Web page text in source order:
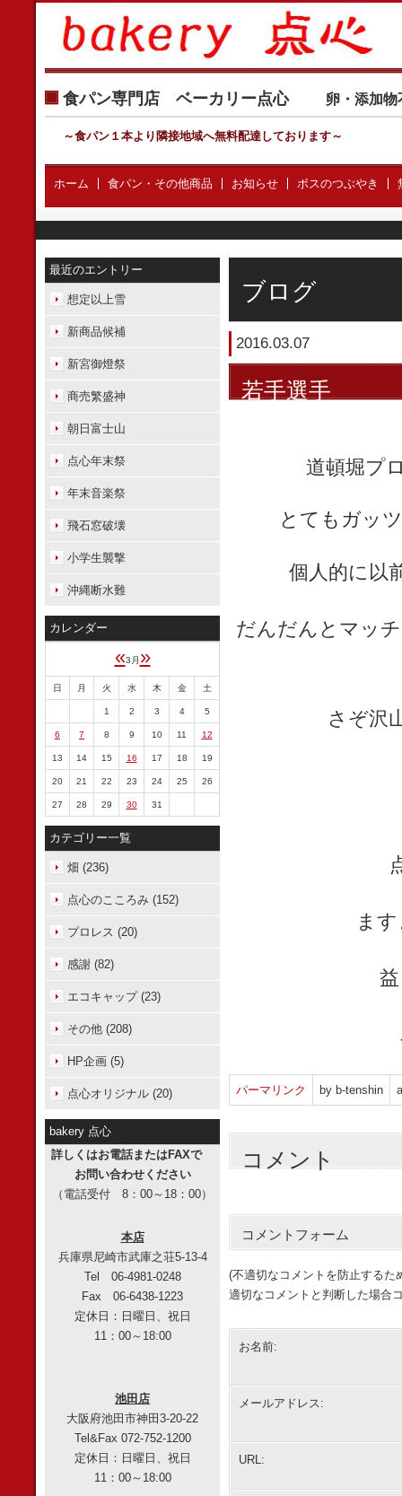
食パン専門店 ベーカリー点心 卵・添加
～食パン１本より隣接地域へ無料配達しております～
ホーム 食パン・その他商品 お知らせ ボスのつぶやき
ブログ
2016.03.07
若手選手
道頓堀プ
とてもガッ
個人的に以
だんだんとマッ
さぞ沢
ま
パーマリンク by b-tenshin
コメント
コメントフォーム
(不適切なコメントを防止するた
適切なコメントと判断した場合
お名前:
メールアドレス:
URL:
最近のエントリー
想定以上雪
新商品候補
新宮御燈祭
商売繁盛神
朝日富士山
点心年末祭
年末音楽祭
飛石窓破壊
小学生襲撃
沖縄断水難
カレンダー
«3月 »
日 月 火 水 木 金 土
1 2 3 4 5
6 7 8 9 10 11 12
13 14 15 16 17 18 19
20 21 22 23 24 25 26
27 28 29 30 31
カテゴリー一覧
畑 (236)
点心のこころみ (152)
プロレス (20)
感謝 (82)
エコキャップ (23)
その他 (208)
HP企画 (5)
点心オリジナル (20)
bakery 点心
詳しくはお電話またはFAXで
お問い合わせください
（電話受付 8：00～18：00）
本店
兵庫県尼崎市武庫之荘5-13-4
Tel 06-4981-0248
Fax 06-6438-1223
定休日：日曜日、祝日
11：00～18:00
池田店
大阪府池田市神田3-20-22
Tel&Fax 072-752-1200
定休日：日曜日、祝日
11：00～18:00